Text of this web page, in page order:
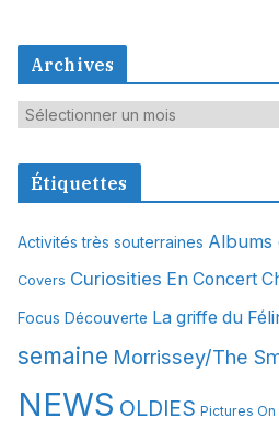
Archives
A
c
v
e
Étiquettes
Activités très souterraines Albums
Covers Curiosities En Concert
Focus Découverte La griffe du
semaine Morrissey/The
NEWS OLDIES Pictures On